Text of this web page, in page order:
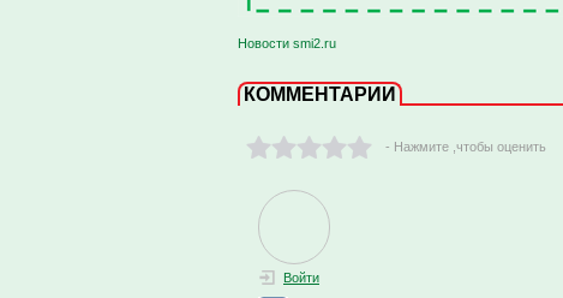
Новости smi2.ru
КОММЕНТАРИИ
- Нажмите ,чтобы оценить
Войти